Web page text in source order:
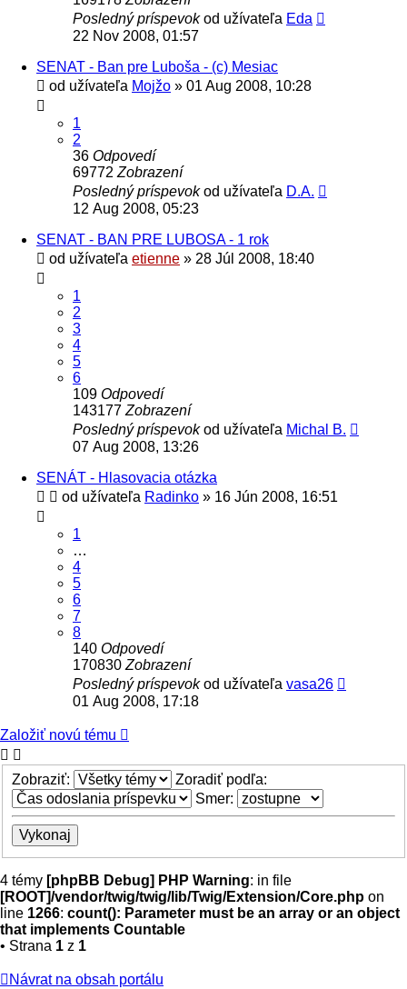
Posledný príspevokod užívateľa Eda
22 Nov 2008, 01:57
SENAT - Ban pre Luboša - (c) Mesiac
od užívateľa Mojžo » 01 Aug 2008, 10:28
1
2
36 Odpovedí
69772 Zobrazení
Posledný príspevokod užívateľa D.A.
12 Aug 2008, 05:23
SENAT - BAN PRE LUBOSA - 1 rok
od užívateľa etienne » 28 Júl 2008, 18:40
1
2
3
4
5
6
109 Odpovedí
143177 Zobrazení
Posledný príspevokod užívateľa Michal B.
07 Aug 2008, 13:26
SENÁT - Hlasovacia otázka
od užívateľa Radinko » 16 Jún 2008, 16:51
1
…
4
5
6
7
8
140 Odpovedí
170830 Zobrazení
Posledný príspevokod užívateľa vasa26
01 Aug 2008, 17:18
Založiť novú tému
Zobraziť:
Zoradiť podľa:
Smer:
4 témy [phpBB Debug] PHP Warning: in file
[ROOT]/vendor/twig/twig/lib/Twig/Extension/Core.php on
line 1266: count(): Parameter must be an array or an object
that implements Countable
• Strana 1 z 1
Návrat na obsah portálu